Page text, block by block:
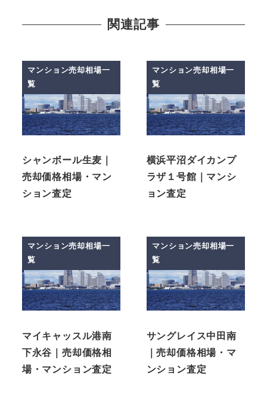
関連記事
マンション売却相場一
覧
シャンボール生麦｜
売却価格相場・マン
ション査定
マンション売却相場一
覧
横浜平沼ダイカンプ
ラザ１号館｜マンシ
ョン査定
マンション売却相場一
覧
マイキャッスル港南
下永谷｜売却価格相
場・マンション査定
マンション売却相場一
覧
サングレイス中田南
｜売却価格相場・マ
ンション査定